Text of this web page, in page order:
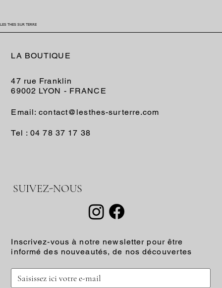
LES THES SUR TERRE
LA BOUTIQUE
47 rue Franklin
69002 LYON - FRANCE
Email: contact@lesthes-surterre.com
Tel : 04 78 37 17 38
SUIVEZ-NOUS
Inscrivez-vous à notre newsletter pour être
informé des nouveautés, de nos découvertes